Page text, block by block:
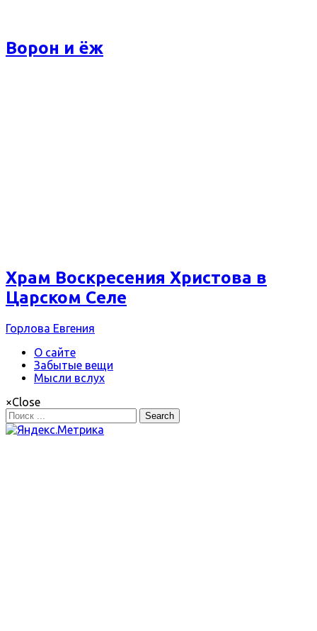
Ворон и ёж
Храм Воскресения Христова в
Царском Селе
Горлова Евгения
О сайте
Забытые вещи
Мысли вслух
×Close
Search